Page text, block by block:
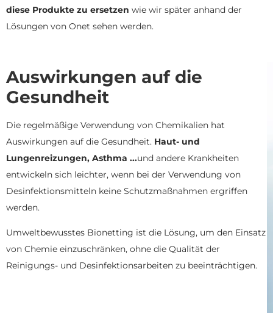
diese Produkte zu ersetzen wie wir später anhand der
Lösungen von Onet sehen werden.
Auswirkungen auf die
Gesundheit
Die regelmäßige Verwendung von Chemikalien hat
Auswirkungen auf die Gesundheit. Haut- und
Lungenreizungen, Asthma ...und andere Krankheiten
entwickeln sich leichter, wenn bei der Verwendung von
Desinfektionsmitteln keine Schutzmaßnahmen ergriffen
werden.
Umweltbewusstes Bionetting ist die Lösung, um den Einsatz
von Chemie einzuschränken, ohne die Qualität der
Reinigungs- und Desinfektionsarbeiten zu beeinträchtigen.